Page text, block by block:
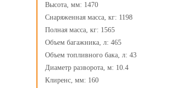
Высота, мм: 1470
Снаряженная масса, кг: 1198
Полная масса, кг: 1565
Объем багажника, л: 465
Объем топливного бака, л: 43
Диаметр разворота, м: 10.4
Клиренс, мм: 160